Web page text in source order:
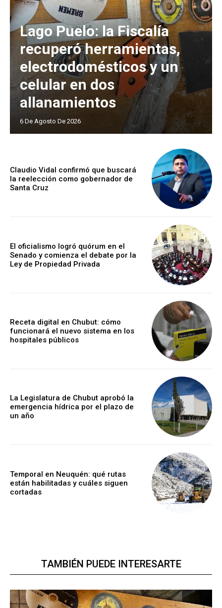
Lago Puelo: la Fiscalía
recuperó herramientas,
electrodomésticos y un
celular en dos
allanamientos
6 De Agosto De 2026
Claudio Vidal confirmó que buscará
la reelección como gobernador de
Santa Cruz
El oficialismo logró quórum en el
Senado y comienza el debate por la
Ley de Propiedad Privada
Receta digital en Chubut: cómo
funcionará el nuevo sistema en los
hospitales públicos
La Legislatura de Chubut aprobó la
emergencia hídrica por el plazo de
un año
Temporal en Neuquén: qué rutas
están habilitadas y cuáles siguen
cortadas
TAMBIÉN PUEDE INTERESARTE